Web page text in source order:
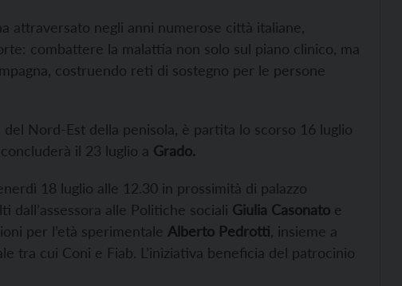
attraversato negli anni numerose città italiane,
combattere la malattia non solo sul piano clinico, ma
costruendo reti di sostegno per le persone
del Nord-Est della penisola, è partita lo scorso 16 luglio
il 23 luglio a Grado.
18 luglio alle 12.30 in prossimità di palazzo
dall’assessora alle Politiche sociali Giulia Casonato e
per l’età sperimentale Alberto Pedrotti, insieme a
tra cui Coni e Fiab. L’iniziativa beneficia del patrocinio